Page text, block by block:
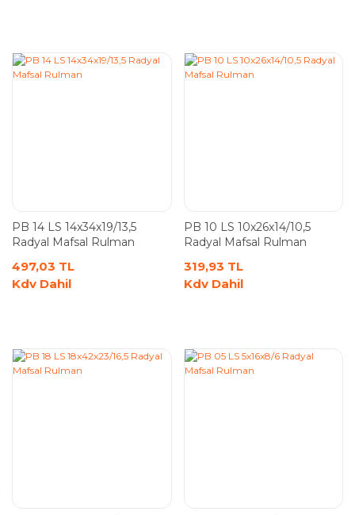
PB 14 LS 14x34x19/13,5
Radyal Mafsal Rulman
497,03 TL
Kdv Dahil
PB 10 LS 10x26x14/10,5
Radyal Mafsal Rulman
319,93 TL
Kdv Dahil